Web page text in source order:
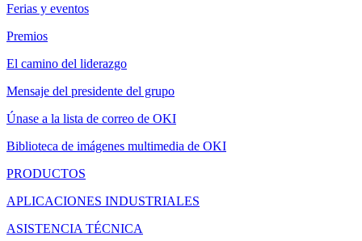
Ferias y eventos
Premios
El camino del liderazgo
Mensaje del presidente del grupo
Únase a la lista de correo de OKI
Biblioteca de imágenes multimedia de OKI
PRODUCTOS
APLICACIONES INDUSTRIALES
ASISTENCIA TÉCNICA